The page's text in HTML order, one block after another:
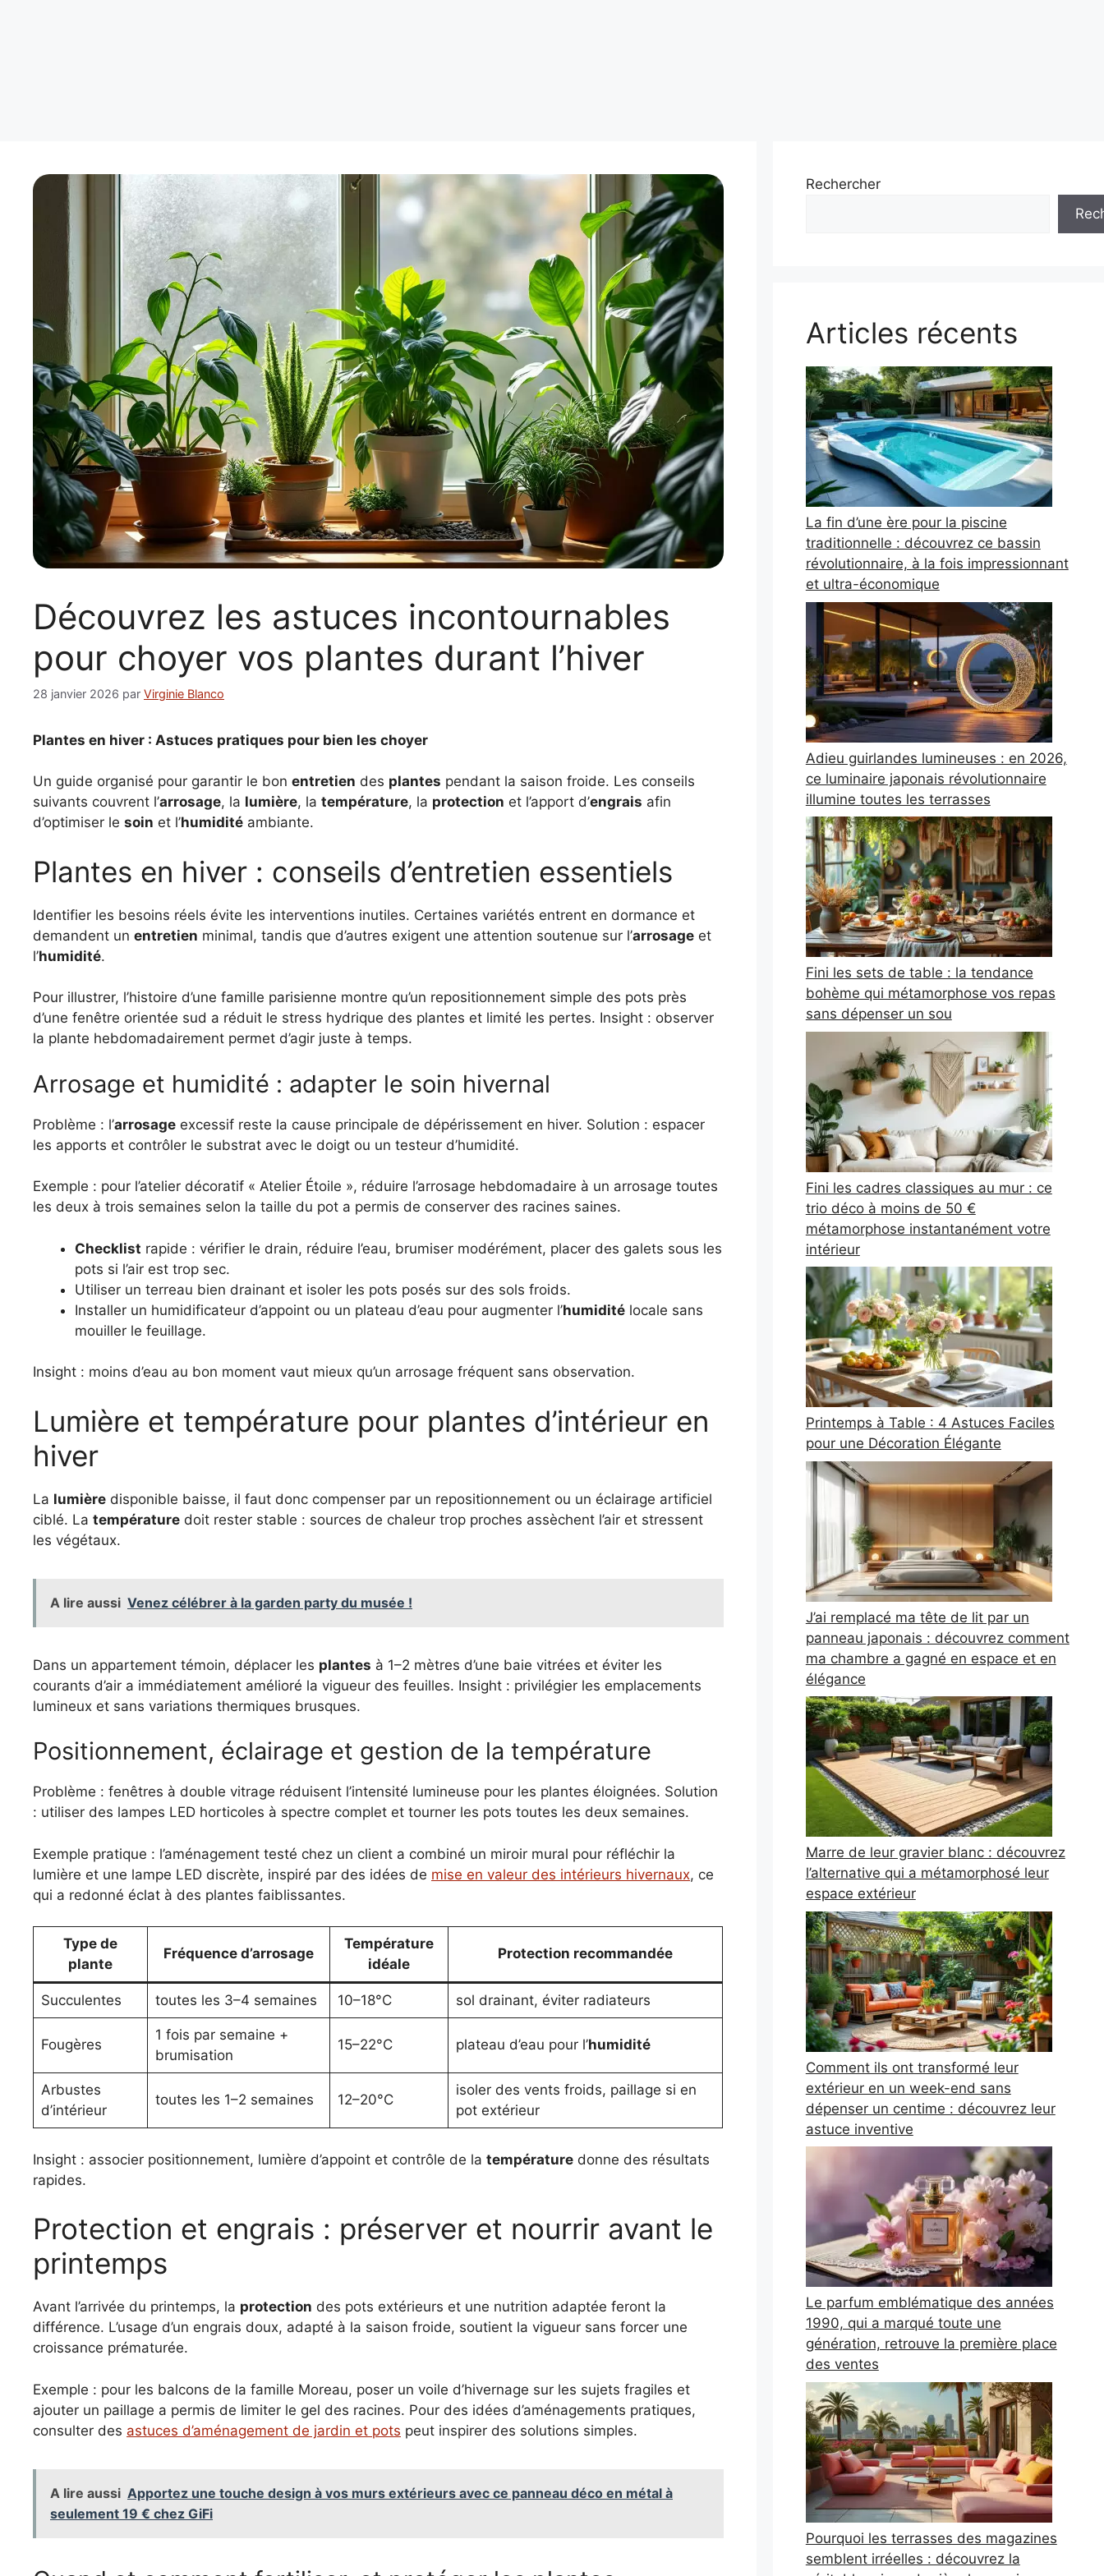
Découvrez les astuces incontournables
pour choyer vos plantes durant l’hiver
28 janvier 2026 par Virginie Blanco
Plantes en hiver : Astuces pratiques pour bien les choyer
Un guide organisé pour garantir le bon entretien des plantes pendant la saison froide. Les conseils
suivants couvrent l’arrosage, la lumière, la température, la protection et l’apport d’engrais afin
d’optimiser le soin et l’humidité ambiante.
Plantes en hiver : conseils d’entretien essentiels
Identifier les besoins réels évite les interventions inutiles. Certaines variétés entrent en dormance et
demandent un entretien minimal, tandis que d’autres exigent une attention soutenue sur l’arrosage et
l’humidité.
Pour illustrer, l’histoire d’une famille parisienne montre qu’un repositionnement simple des pots près
d’une fenêtre orientée sud a réduit le stress hydrique des plantes et limité les pertes. Insight : observer
la plante hebdomadairement permet d’agir juste à temps.
Arrosage et humidité : adapter le soin hivernal
Problème : l’arrosage excessif reste la cause principale de dépérissement en hiver. Solution : espacer
les apports et contrôler le substrat avec le doigt ou un testeur d’humidité.
Exemple : pour l’atelier décoratif « Atelier Étoile », réduire l’arrosage hebdomadaire à un arrosage toutes
les deux à trois semaines selon la taille du pot a permis de conserver des racines saines.
Checklist rapide : vérifier le drain, réduire l’eau, brumiser modérément, placer des galets sous les
pots si l’air est trop sec.
Utiliser un terreau bien drainant et isoler les pots posés sur des sols froids.
Installer un humidificateur d’appoint ou un plateau d’eau pour augmenter l’humidité locale sans
mouiller le feuillage.
Insight : moins d’eau au bon moment vaut mieux qu’un arrosage fréquent sans observation.
Lumière et température pour plantes d’intérieur en
hiver
La lumière disponible baisse, il faut donc compenser par un repositionnement ou un éclairage artificiel
ciblé. La température doit rester stable : sources de chaleur trop proches assèchent l’air et stressent
les végétaux.
A lire aussi Venez célébrer à la garden party du musée !
Dans un appartement témoin, déplacer les plantes à 1–2 mètres d’une baie vitrées et éviter les
courants d’air a immédiatement amélioré la vigueur des feuilles. Insight : privilégier les emplacements
lumineux et sans variations thermiques brusques.
Positionnement, éclairage et gestion de la température
Problème : fenêtres à double vitrage réduisent l’intensité lumineuse pour les plantes éloignées. Solution
: utiliser des lampes LED horticoles à spectre complet et tourner les pots toutes les deux semaines.
Exemple pratique : l’aménagement testé chez un client a combiné un miroir mural pour réfléchir la
lumière et une lampe LED discrète, inspiré par des idées de mise en valeur des intérieurs hivernaux, ce
qui a redonné éclat à des plantes faiblissantes.
Type de
plante
Fréquence d’arrosage
Température
idéale
Protection recommandée
Succulentes toutes les 3–4 semaines 10–18°C sol drainant, éviter radiateurs
Fougères
1 fois par semaine +
brumisation
15–22°C plateau d’eau pour l’humidité
Arbustes
d’intérieur
toutes les 1–2 semaines 12–20°C
isoler des vents froids, paillage si en
pot extérieur
Insight : associer positionnement, lumière d’appoint et contrôle de la température donne des résultats
rapides.
Protection et engrais : préserver et nourrir avant le
printemps
Avant l’arrivée du printemps, la protection des pots extérieurs et une nutrition adaptée feront la
différence. L’usage d’un engrais doux, adapté à la saison froide, soutient la vigueur sans forcer une
croissance prématurée.
Exemple : pour les balcons de la famille Moreau, poser un voile d’hivernage sur les sujets fragiles et
ajouter un paillage a permis de limiter le gel des racines. Pour des idées d’aménagements pratiques,
consulter des astuces d’aménagement de jardin et pots peut inspirer des solutions simples.
A lire aussi Apportez une touche design à vos murs extérieurs avec ce panneau déco en métal à
seulement 19 € chez GiFi
Rechercher
Articles récents
La fin d’une ère pour la piscine
traditionnelle : découvrez ce bassin
révolutionnaire, à la fois impressionnant
et ultra-économique
Adieu guirlandes lumineuses : en 2026,
ce luminaire japonais révolutionnaire
illumine toutes les terrasses
Fini les sets de table : la tendance
bohème qui métamorphose vos repas
sans dépenser un sou
Fini les cadres classiques au mur : ce
trio déco à moins de 50 €
métamorphose instantanément votre
intérieur
Printemps à Table : 4 Astuces Faciles
pour une Décoration Élégante
J’ai remplacé ma tête de lit par un
panneau japonais : découvrez comment
ma chambre a gagné en espace et en
élégance
Marre de leur gravier blanc : découvrez
l’alternative qui a métamorphosé leur
espace extérieur
Comment ils ont transformé leur
extérieur en un week-end sans
dépenser un centime : découvrez leur
astuce inventive
Le parfum emblématique des années
1990, qui a marqué toute une
génération, retrouve la première place
des ventes
Pourquoi les terrasses des magazines
semblent irréelles : découvrez la